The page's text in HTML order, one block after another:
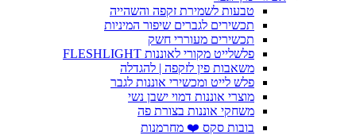
טבעות לשמירת זקפה והשהייה
תכשירים לגברים שיפור המיניות
תכשירים מעוררי חשק
פלשלייט מקורי לאוננות FLESHLIGHT
משאבות פין לזקפה | להגדלה
פלש לייט ומכשירי אוננות לגבר
מוצרי אוננות דמוי ישבן נשי
משחקי אוננות בצורת פה
בובות סקס ❤️ מחרמנות